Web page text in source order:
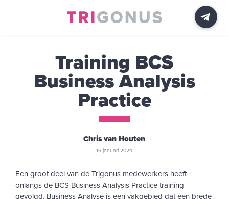
Training BCS
Business Analysis
Practice
Chris van Houten
16 januari 2024
Een groot deel van de Trigonus medewerkers heeft
onlangs de BCS Business Analysis Practice training
gevolgd. Business Analyse is een vakgebied dat een brede